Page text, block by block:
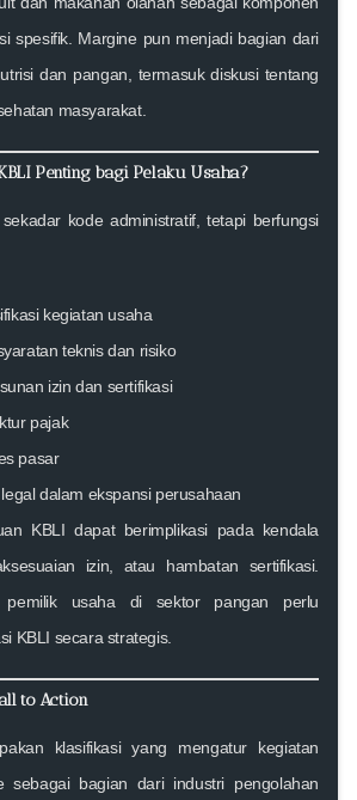
spesifik. Margine pun menjadi bagian dari
dan pangan, termasuk diskusi tentang
masyarakat.
Penting bagi Pelaku Usaha?
kode administratif, tetapi berfungsi
kegiatan usaha
teknis dan risiko
izin dan sertifikasi
pajak
pasar
dalam ekspansi perusahaan
KBLI dapat berimplikasi pada kendala
izin, atau hambatan sertifikasi.
usaha di sektor pangan perlu
KBLI secara strategis.
to Action
klasifikasi yang mengatur kegiatan
sebagai bagian dari industri pengolahan